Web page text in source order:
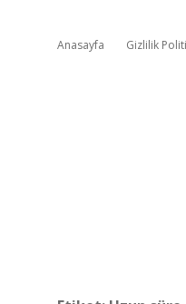
Anasayfa Gizlilik